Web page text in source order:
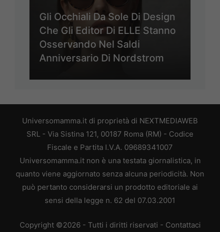
Gli Occhiali Da Sole Di Design
Che Gli Editor Di ELLE Stanno
Osservando Nel Saldi
Anniversario Di Nordstrom
Universomamma.it di proprietà di NEXTMEDIAWEB
SRL - Via Sistina 121, 00187 Roma (RM) - Codice
Fiscale e Partita I.V.A. 09689341007
Universomamma.it non è una testata giornalistica, in
quanto viene aggiornato senza alcuna periodicità. Non
può pertanto considerarsi un prodotto editoriale ai
sensi della legge n. 62 del 07.03.2001
Copyright ©2026 - Tutti i diritti riservati - Contattaci